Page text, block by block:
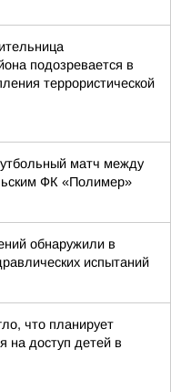
подозревается в
террористической
матч между
ФК «Полимер»
обнаружили в
испытаний
что планирует
на доступ детей в